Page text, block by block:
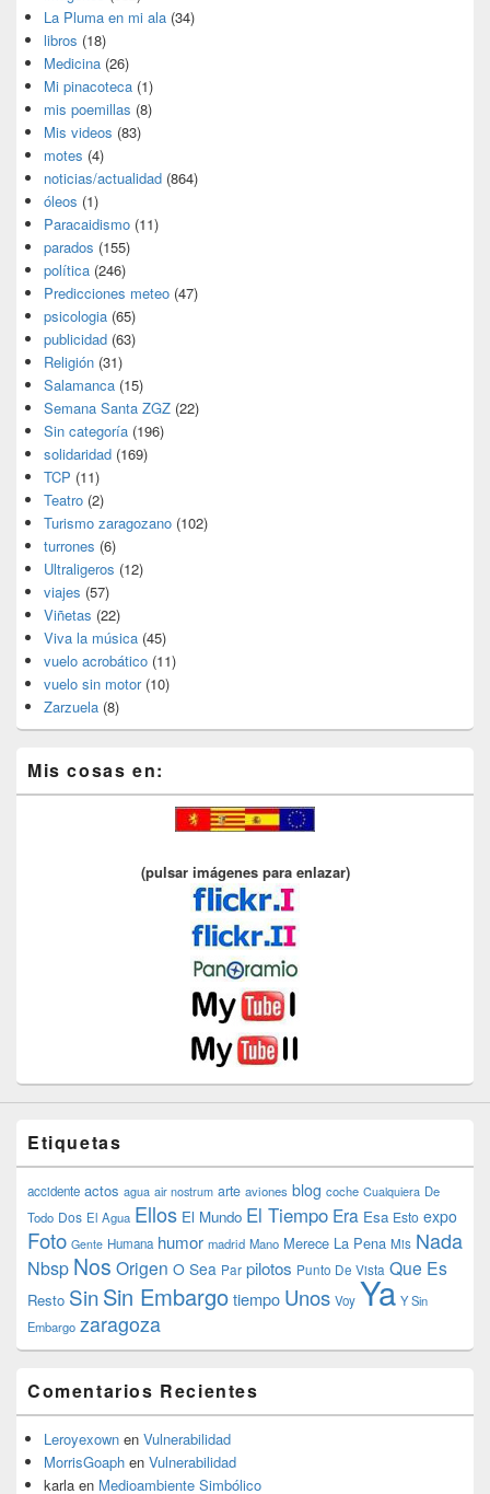
La Pluma en mi ala (34)
libros (18)
Medicina (26)
Mi pinacoteca (1)
mis poemillas (8)
Mis videos (83)
motes (4)
noticias/actualidad (864)
óleos (1)
Paracaidismo (11)
parados (155)
política (246)
Predicciones meteo (47)
psicologia (65)
publicidad (63)
Religión (31)
Salamanca (15)
Semana Santa ZGZ (22)
Sin categoría (196)
solidaridad (169)
TCP (11)
Teatro (2)
Turismo zaragozano (102)
turrones (6)
Ultraligeros (12)
viajes (57)
Viñetas (22)
Viva la música (45)
vuelo acrobático (11)
vuelo sin motor(10)
Zarzuela (8)
Mis cosas en:
(pulsar imágenes para enlazar)
Etiquetas
accidente actos agua air nostrum arte aviones blog coche Cualquiera De
Todo Dos El Agua Ellos El Mundo El Tiempo Era Esa Esto expo
Foto Gente Humana humor madrid Mano Merece La Pena Mis Nada
Nbsp Nos Origen O Sea Par pilotos Punto De Vista Que Es
Resto SinSin Embargotiempo Unos Voy Ya Y Sin
Embargo zaragoza
Comentarios Recientes
Leroyexown en Vulnerabilidad
MorrisGoaph en Vulnerabilidad
karla en Medioambiente Simbólico